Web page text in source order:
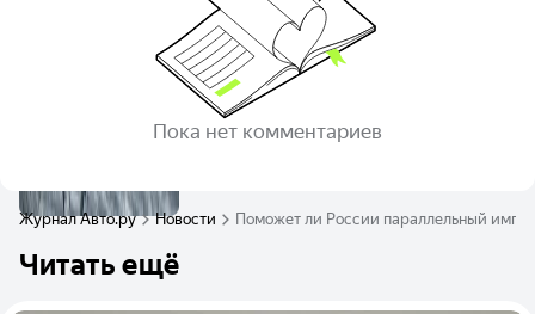
Пока нет комментариев
Журнал Авто.ру Новости Поможет ли России параллельный
Читать ещё